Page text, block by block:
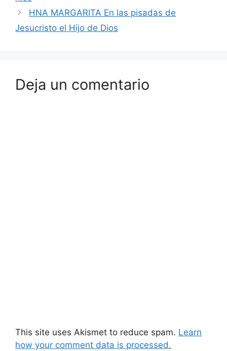
invalido 19-Hija-de-Jairo
1-al-10 HdD-Versiculos-
HNA MARGARITA En las pisadas de
Jesucristo el Hijo de Dios
Deja un comentario
This site uses Akismet to reduce spam. Learn
how your comment data is processed.